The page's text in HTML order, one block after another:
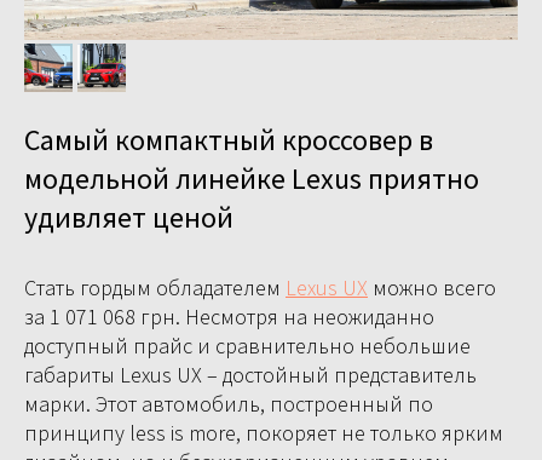
Самый компактный кроссовер в
модельной линейке Lexus приятно
удивляет ценой
Стать гордым обладателем Lexus UX можно всего
за 1 071 068 грн. Несмотря на неожиданно
доступный прайс и сравнительно небольшие
габариты Lexus UX – достойный представитель
марки. Этот автомобиль, построенный по
принципу less is more, покоряет не только ярким